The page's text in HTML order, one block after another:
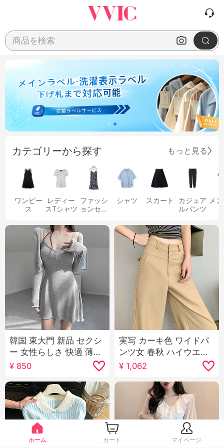
商品を検索
カテゴリーから探す もっと見る
ワンピー
ス
レディー
スTシャツ
ファッシ
ョンセッ
シャツ スカート
カジュア
ルパンツ
メ
韓国 東大門 新品 セクシ
ー 女性らしさ 快適 薄手
日焼け止め オープン シ
ャツ キャミソール スカ
ートスーツ 女性
¥ 850
実写 カーキ色 ワイドパ
ンツ女 春秋 ハイウエス
ト 垂 感 狭い 版 スリム
効果 スーツパンツ カジ
ュアル ストレートパン
¥ 1,062
ホーム カート マイページ